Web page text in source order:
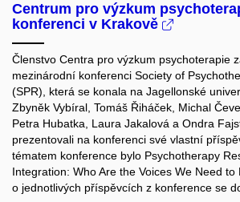
Centrum pro výzkum
konferenci v Krakově
Členstvo Centra pro výzkum psychoterapie
mezinárodní konferenci Society of
(SPR), která se konala na Jagellonské
Zbyněk Vybíral, Tomáš Řiháček, Michal
Petra Hubatka, Laura Jakalová a Ondra
prezentovali na konferenci své vlastní
tématem konference bylo Psychotherapy
Integration: Who Are the Voices We Need
o jednotlivých příspěvcích z konference se